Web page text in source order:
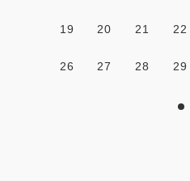
19 20 21 22
26 27 28 29